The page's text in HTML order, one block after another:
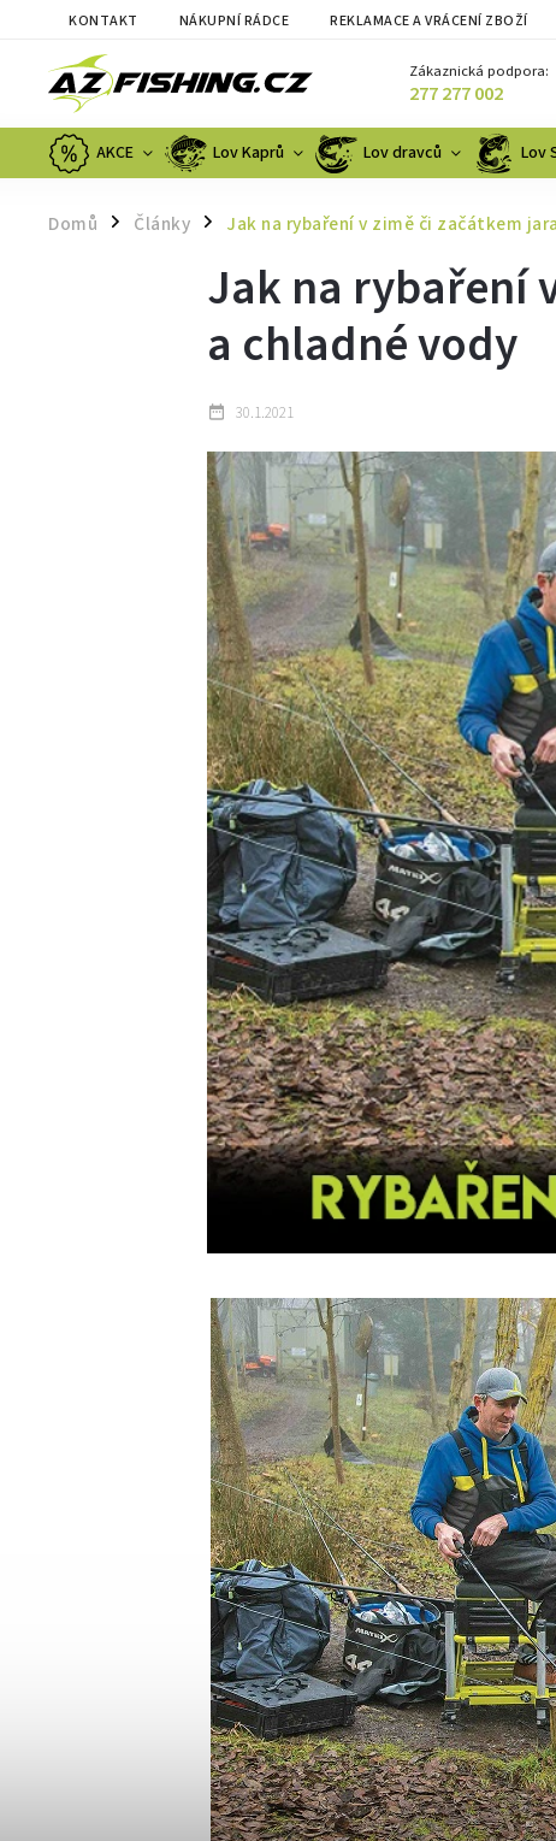
KONTAKT NÁKUPNÍ RÁDCE REKLAMACE A VRÁCENÍ ZBOŽÍ
Zákaznická podpora:
277 277 002
AKCE Lov Kaprů Lov dravců Lov
Domů / Články / Jak na rybaření v zimě či začátkem
Jak na rybaření
a chladné vody
30.1.2021